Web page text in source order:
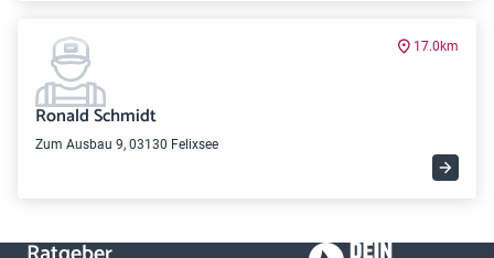
17.0km
Ronald Schmidt
Zum Ausbau 9, 03130 Felixsee